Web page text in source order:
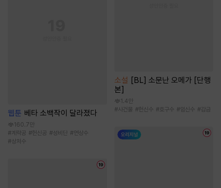
웹툰 베타 소백작이 달라졌다
160.7만
# 계략공 #헌신공 #성비단 #연상수
#상처수
소설 [BL] 소문난 오메가 [단행
본]
1.4만
#사건물 #헌신수 #호구수 #임신수 #감금